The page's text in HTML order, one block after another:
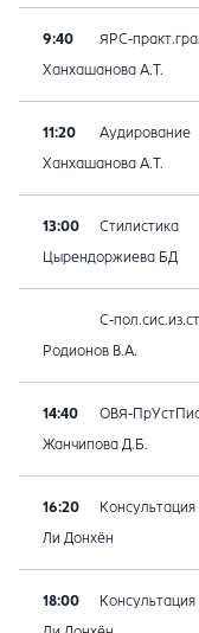
9:40 ЯРС-
Ханхашанова А.Т.
11:20 Аудирование
Ханхашанова А.Т.
13:00 Стилистика
Цырендоржиева БД
С-
Родионов В.А.
14:40 ОВЯ-
Жанчипова Д.Б.
16:20 Консультация
Ли Донхён
18:00 Консультация